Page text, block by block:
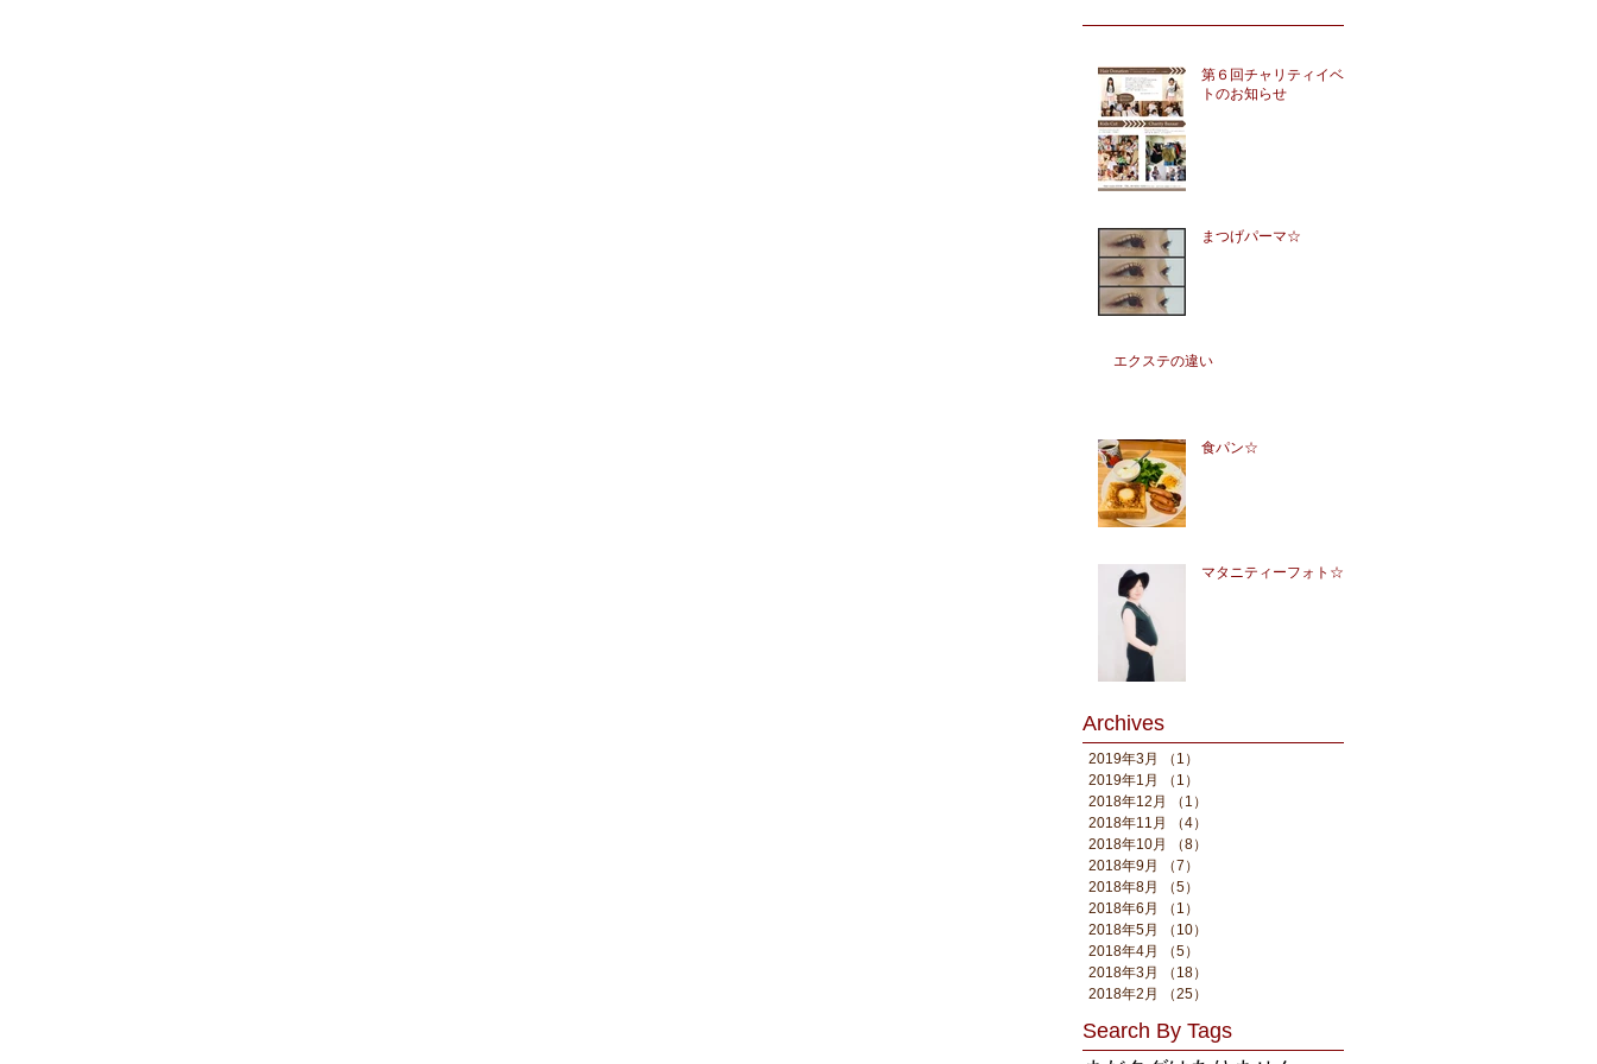
第６回チャリティイベン
トのお知らせ
まつげパーマ☆
エクステの違い
食パン☆
マタニティーフォト☆
Archives
2019年3月 （1）
2019年1月
（1）
2018年12月
（1）
2018年11月
（4）
2018年10月
（8）
2018年9月
（7）
2018年8月
（5）
2018年6月
（1）
2018年5月
（10）
2018年4月
（5）
2018年3月
（18）
2018年2月
（25）
Search By Tags